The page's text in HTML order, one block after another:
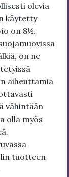
olevia
käytetty
on 8½.
on ne
aiheuttamia
vähintään
olla myös
tuotteen